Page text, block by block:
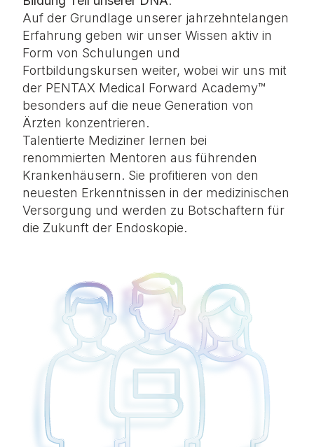
Auf der Grundlage unserer jahrzehntelangen
Erfahrung geben wir unser Wissen aktiv in
Form von Schulungen und
Fortbildungskursen weiter, wobei wir uns mit
der PENTAX Medical Forward Academy™
besonders auf die neue Generation von
Ärzten konzentrieren.
Talentierte Mediziner lernen bei
renommierten Mentoren aus führenden
Krankenhäusern. Sie profitieren von den
neuesten Erkenntnissen in der medizinischen
Versorgung und werden zu Botschaftern für
die Zukunft der Endoskopie.